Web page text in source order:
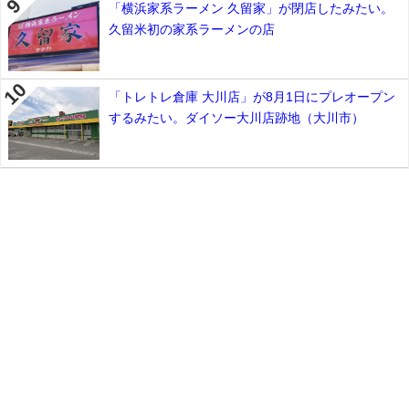
「横浜家系ラーメン 久留家」が閉店したみたい。
久留米初の家系ラーメンの店
「トレトレ倉庫 大川店」が8月1日にプレオープン
するみたい。ダイソー大川店跡地（大川市）